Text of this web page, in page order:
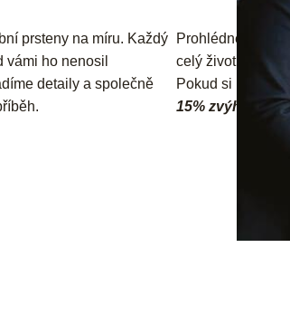
prsteny na míru. Každý
vámi ho nenosil
detaily a společně
Prohlédněte si
celý život.
Pokud si u nás
15% zvýhodnění